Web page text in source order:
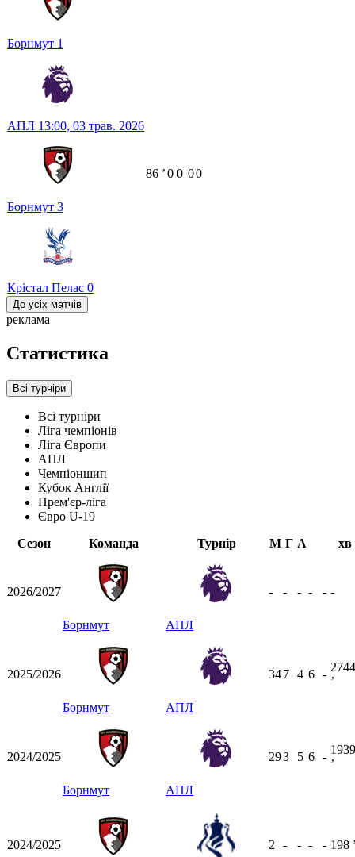
Борнмут 1
АПЛ 13:00, 03 трав. 2026
Борнмут 3
Крістал Пелас 0
86 ʼ0 0 00
До усіх матчів
реклама
Статистика
Всі турніри
Всі турніри
Ліга чемпіонів
Ліга Європи
АПЛ
Чемпіоншип
Кубок Англії
Прем'єр-ліга
Євро U-19
Сезон
Команда Турнір М Г А хв
2026/2027
Борнмут АПЛ
- - - - - -
2025/2026
Борнмут АПЛ
347 4 6 -
2744
ʼ
2024/2025
Борнмут АПЛ
293 5 6 -
1939
ʼ
2024/2025 2 - - - - 198